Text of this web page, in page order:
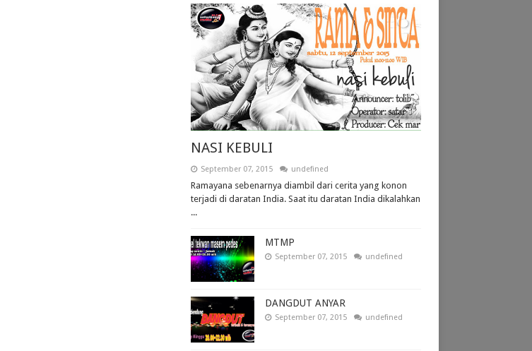
NASI KEBULI
September 07, 2015 undefined
Ramayana sebenarnya diambil dari cerita yang konon
terjadi di daratan India. Saat itu daratan India dikalahkan
...
MTMP
September 07, 2015 undefined
DANGDUT ANYAR
September 07, 2015 undefined